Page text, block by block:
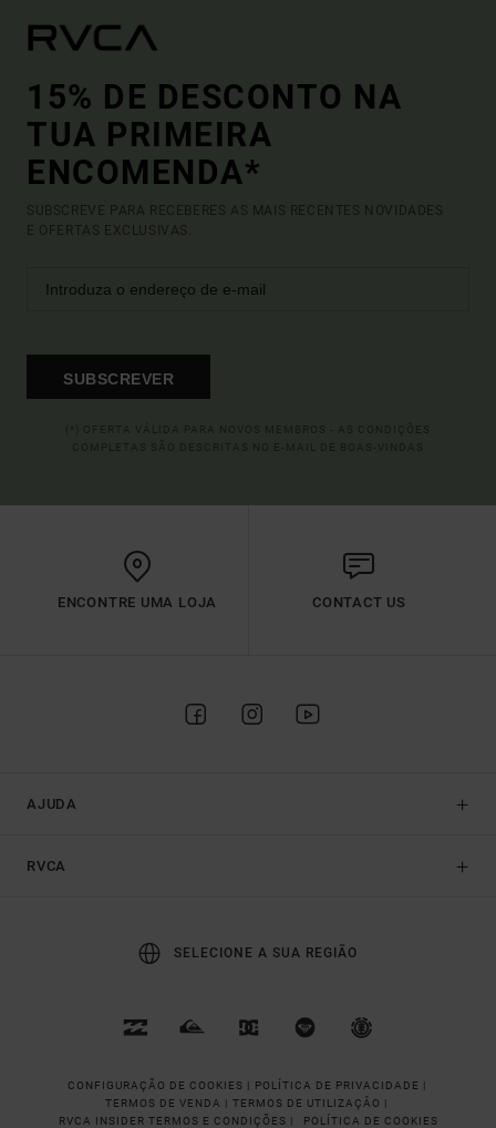
15% DE DESCONTO NA
TUA PRIMEIRA
ENCOMENDA*
SUBSCREVE PARA RECEBERES AS MAIS RECENTES NOVIDADES
E OFERTAS EXCLUSIVAS.
SUBSCREVER
ENCONTRE UMA LOJA CONTACT US
AJUDA
RVCA
SELECIONE A SUA REGIÃO
CONFIGURAÇÃO DE COOKIES | POLÍTICA DE PRIVACIDADE |
TERMOS DE VENDA | TERMOS DE UTILIZAÇÂO |
RVCA INSIDER TERMOS E CONDIÇÕES |
POLÍTICA DE COOKIES